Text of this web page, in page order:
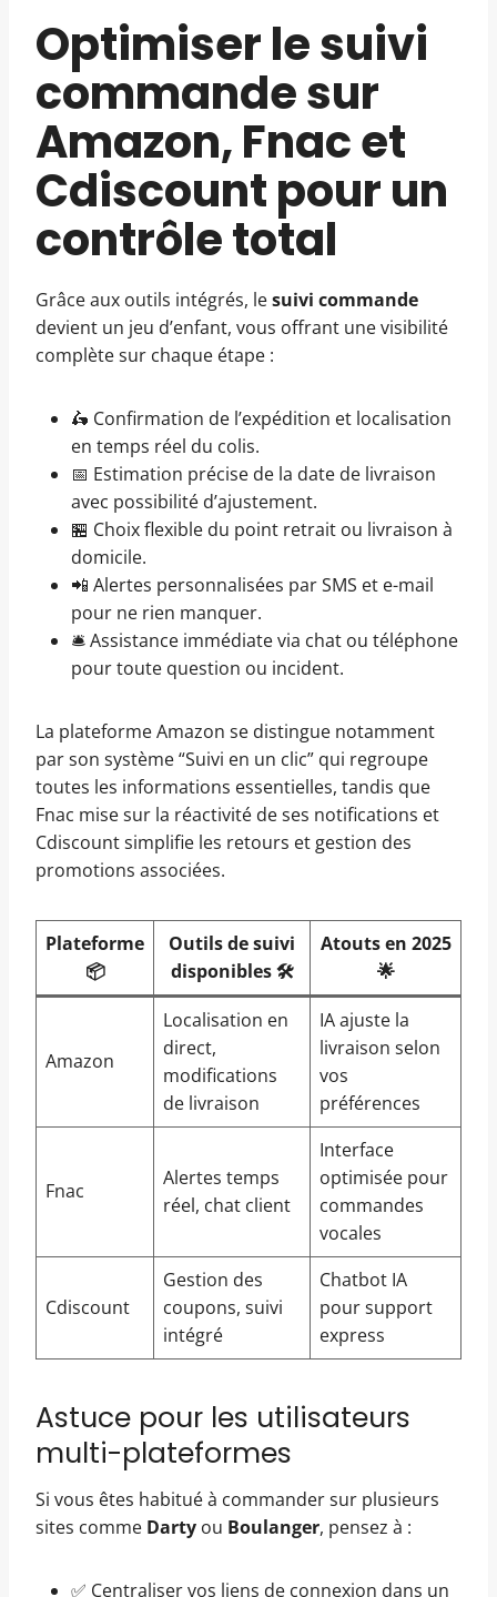
Optimiser le suivi
commande sur
Amazon, Fnac et
Cdiscount pour un
contrôle total
Grâce aux outils intégrés, lesuivi commande
devient un jeu d’enfant, vous offrant une visibilité
complète sur chaque étape :
🛵 Confirmation de l’expédition et localisation
en temps réel du colis.
📅 Estimation précise de la date de livraison
avec possibilité d’ajustement.
🏪 Choix flexible du point retrait ou livraison à
domicile.
📲 Alertes personnalisées par SMS et e-mail
pour ne rien manquer.
🛎️ Assistance immédiate via chat ou téléphone
pour toute question ou incident.
La plateforme Amazon se distingue notamment
par son système “Suivi en un clic” qui regroupe
toutes les informations essentielles, tandis que
Fnac mise sur la réactivité de ses notifications et
Cdiscount simplifie les retours et gestion des
promotions associées.
Plateforme
📦
Outils de suivi
disponibles 🛠️
Atouts en 2025
🌟
Amazon
Localisation en
direct,
modifications
de livraison
IA ajuste la
livraison selon
vos
préférences
Fnac
Alertes temps
réel, chat client
Interface
optimisée pour
commandes
vocales
Cdiscount
Gestion des
coupons, suivi
intégré
Chatbot IA
pour support
express
Astuce pour les utilisateurs
multi-plateformes
Si vous êtes habitué à commander sur plusieurs
sites comme Darty ou Boulanger, pensez à :
✅ Centraliser vos liens de connexion dans un